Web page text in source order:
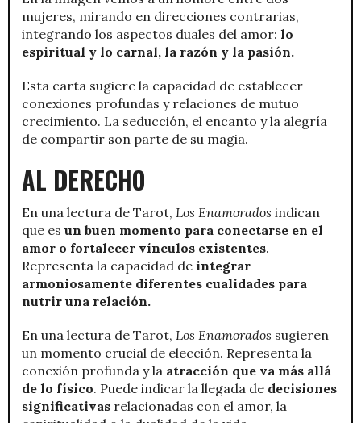
mujeres, mirando en direcciones contrarias,
integrando los aspectos duales del amor: lo
espiritual y lo carnal, la razón y la pasión.
Esta carta sugiere la capacidad de establecer
conexiones profundas y relaciones de mutuo
crecimiento. La seducción, el encanto y la alegría
de compartir son parte de su magia.
AL DERECHO
En una lectura de Tarot, Los Enamorados indican
que es un buen momento para conectarse en el
amor o fortalecer vínculos existentes.
Representa la capacidad de integrar
armoniosamente diferentes cualidades para
nutrir una relación.
En una lectura de Tarot, Los Enamorados sugieren
un momento crucial de elección. Representa la
conexión profunda y la atracción que va más allá
de lo físico. Puede indicar la llegada de decisiones
significativas relacionadas con el amor, la